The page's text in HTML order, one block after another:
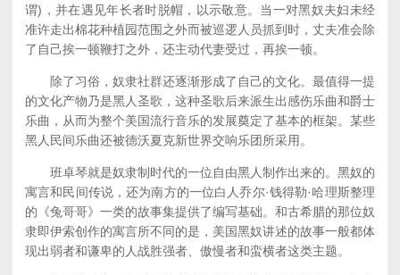
谓)，并在遇见年长者时脱帽，以示敬意。当一对黑奴夫妇未经
准许走出棉花种植园范围之外而被巡逻人员抓到时，丈夫准会除
了自己挨一顿鞭打之外，还主动代妻受过，再挨一顿。
除了习俗，奴隶社群还逐渐形成了自己的文化。最值得一提
的文化产物乃是黑人圣歌，这种圣歌后来派生出感伤乐曲和爵士
乐曲，从而为整个美国流行音乐的发展奠定了基本的框架。某些
黑人民间乐曲还被德沃夏克新世界交响乐团所采用。
班卓琴就是奴隶制时代的一位自由黑人制作出来的。黑奴的
寓言和民间传说，还为南方的一位白人乔尔·钱得勒·哈理斯整理
的《兔哥哥》一类的故事集提供了编写基础。和古希腊的那位奴
隶即伊索创作的寓言所不同的是，美国黑奴讲述的故事一般都体
现出弱者和谦卑的人战胜强者、傲慢者和蛮横者这类主题。